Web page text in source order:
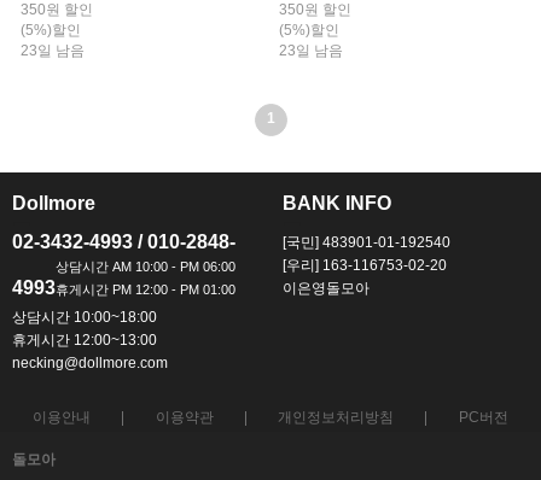
350원 할인
(5%)할인
23일 남음
350원 할인
(5%)할인
23일 남음
1
Dollmore
02-3432-4993 / 010-2848-
4993
상담시간 10:00~18:00
휴게시간 12:00~13:00
necking@dollmore.com
BANK INFO
[국민] 483901-01-192540
[우리] 163-116753-02-20
이은영돌모아
이용안내 이용약관 개인정보처리방침 PC버전
돌모아